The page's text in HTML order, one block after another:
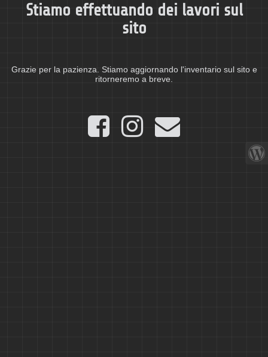
Stiamo effettuando dei lavori sul
sito
Grazie per la pazienza. Stiamo aggiornando l'inventario sul sito e
ritorneremo a breve.